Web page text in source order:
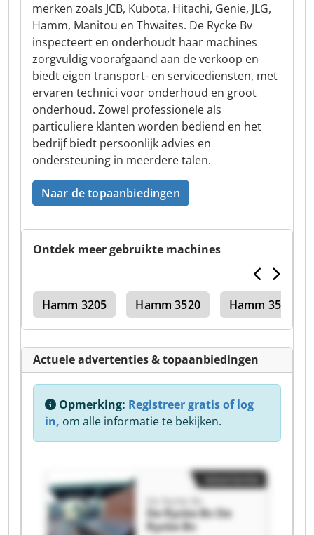
merken zoals JCB, Kubota, Hitachi, Genie, JLG,
Hamm, Manitou en Thwaites. De Rycke Bv
inspecteert en onderhoudt haar machines
zorgvuldig voorafgaand aan de verkoop en
biedt eigen transport- en servicediensten, met
ervaren technici voor onderhoud en groot
onderhoud. Zowel professionele als
particuliere klanten worden bediend en het
bedrijf biedt persoonlijk advies en
ondersteuning in meerdere talen.
Naar de topaanbiedingen
Ontdek meer gebruikte machines
Hamm 3205 Hamm 3520 Hamm 3518
Actuele advertenties & topaanbiedingen
Opmerking: Registreer gratis of log
in, om alle informatie te bekijken.
De Rycke Bv
De Rycke Bv De
Rycke Bv